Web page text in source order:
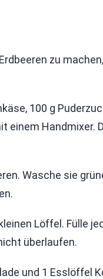
zu
100 g
einem Handmixer.
Wasche sie
Löffel. Fülle
überlaufen.
und 1 Esslöffel